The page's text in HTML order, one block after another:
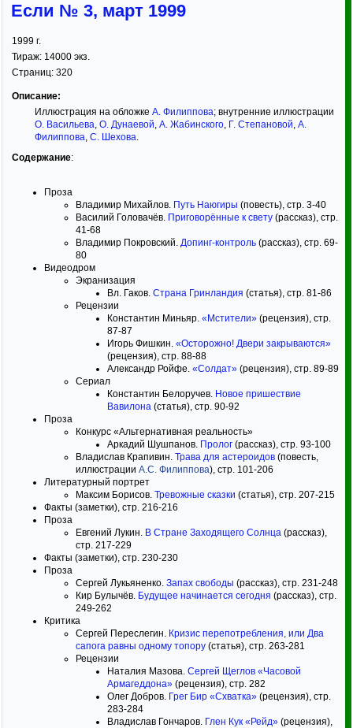
Если № 3, март 1999
1999 г.
Тираж: 14000 экз.
Страниц: 320
Описание:
Иллюстрация на обложке А. Филиппова; внутренние иллюстрации
О. Васильева, О. Дунаевой, А. Жабинского, Г. Степановой, А.
Филиппова, С. Шехова.
Содержание:
Проза
Владимир Михайлов. Путь Наюгиры (повесть), стр. 3-40
Василий Головачёв. Приговорённые к свету (рассказ), стр.
41-68
Владимир Покровский. Допинг-контроль (рассказ), стр. 69-
80
Видеодром
Экранизация
Вл. Гаков. Страна Гринландия (статья), стр. 81-86
Рецензии
Константин Миньяр. «Мстители» (рецензия), стр.
87-87
Игорь Фишкин. «Осторожно! Двери закрываются»
(рецензия), стр. 88-88
Александр Ройфе. «Солдат» (рецензия), стр. 89-89
Сериал
Константин Белоручев. Новое пришествие
Вавилона (статья), стр. 90-92
Проза
Конкурс «Альтернативная реальность»
Аркадий Шушпанов. Пролог (рассказ), стр. 93-100
Владислав Крапивин. Трава для астероидов (повесть,
иллюстрации А.С. Филипповa), стр. 101-206
Литературный портрет
Максим Борисов. Тревожные сказки (статья), стр. 207-215
Факты (заметки), стр. 216-216
Проза
Евгений Лукин. В Стране Заходящего Солнца (рассказ),
стр. 217-229
Факты (заметки), стр. 230-230
Проза
Сергей Лукьяненко. Запах свободы (рассказ), стр. 231-248
Кир Булычёв. Будущее начинается сегодня (рассказ), стр.
249-262
Критика
Сергей Переслегин. Кризис перепотребления, или Два
сапога равны одному топору (статья), стр. 263-281
Рецензии
Наталия Мазова. Сергей Щеглов «Часовой
Армагеддона» (рецензия), стр. 282
Олег Добров. Грег Бир «Схватка» (рецензия), стр.
283-284
Владислав Гончаров. Глен Кук «Рейд» (рецензия),